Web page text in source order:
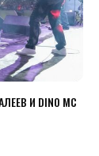
И DINO MC